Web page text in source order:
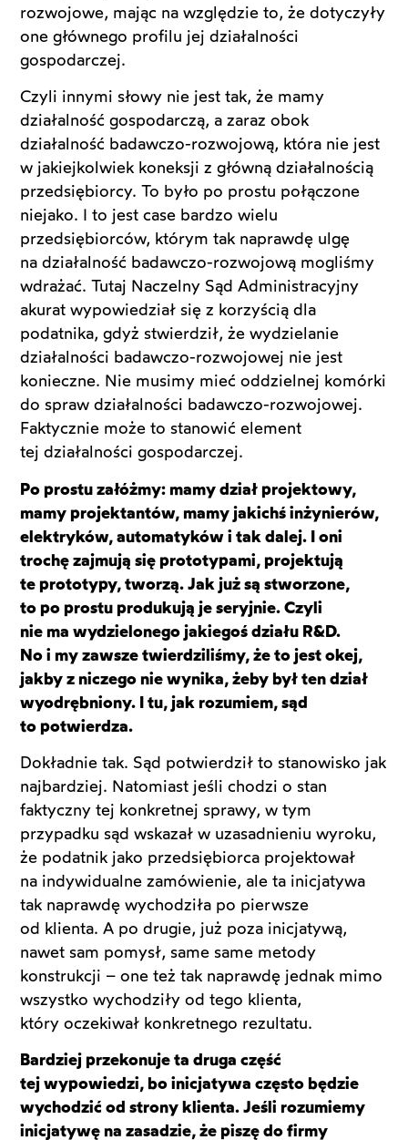
rozwojowe, mając na względzie to, że dotyczyły
one głównego profilu jej działalności
gospodarczej.
Czyli innymi słowy nie jest tak, że mamy
działalność gospodarczą, a zaraz obok
działalność badawczo-rozwojową, która nie jest
w jakiejkolwiek koneksji z główną działalnością
przedsiębiorcy. To było po prostu połączone
niejako. I to jest case bardzo wielu
przedsiębiorców, którym tak naprawdę ulgę
na działalność badawczo-rozwojową mogliśmy
wdrażać. Tutaj Naczelny Sąd Administracyjny
akurat wypowiedział się z korzyścią dla
podatnika, gdyż stwierdził, że wydzielanie
działalności badawczo-rozwojowej nie jest
konieczne. Nie musimy mieć oddzielnej komórki
do spraw działalności badawczo-rozwojowej.
Faktycznie może to stanowić element
tej działalności gospodarczej.
Po prostu załóżmy: mamy dział projektowy,
mamy projektantów, mamy jakichś inżynierów,
elektryków, automatyków i tak dalej. I oni
trochę zajmują się prototypami, projektują
te prototypy, tworzą. Jak już są stworzone,
to po prostu produkują je seryjnie. Czyli
nie ma wydzielonego jakiegoś działu R&D.
No i my zawsze twierdziliśmy, że to jest okej,
jakby z niczego nie wynika, żeby był ten dział
wyodrębniony. I tu, jak rozumiem, sąd
to potwierdza.
Dokładnie tak. Sąd potwierdził to stanowisko jak
najbardziej. Natomiast jeśli chodzi o stan
faktyczny tej konkretnej sprawy, w tym
przypadku sąd wskazał w uzasadnieniu wyroku,
że podatnik jako przedsiębiorca projektował
na indywidualne zamówienie, ale ta inicjatywa
tak naprawdę wychodziła po pierwsze
od klienta. A po drugie, już poza inicjatywą,
nawet sam pomysł, same same metody
konstrukcji – one też tak naprawdę jednak mimo
wszystko wychodziły od tego klienta,
który oczekiwał konkretnego rezultatu.
Bardziej przekonuje ta druga część
tej wypowiedzi, bo inicjatywa często będzie
wychodzić od strony klienta. Jeśli rozumiemy
inicjatywę na zasadzie, że piszę do firmy